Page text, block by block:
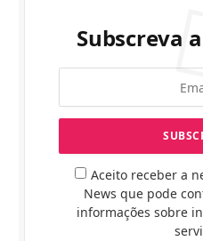
Subscreva
Aceito receber a
News que pode
informações sobre